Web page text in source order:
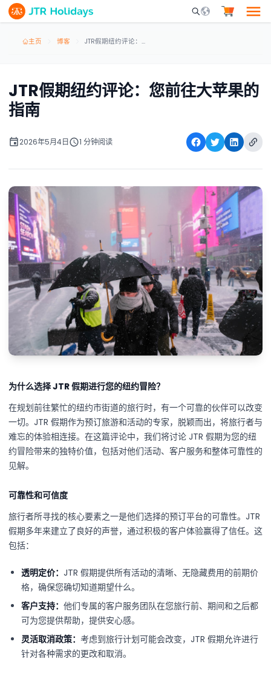
Mobile Search
主页 博客 JTR假期纽约评论：您前往大苹果的指南
JTR假期纽约评论：您前往大苹果的
指南
2026年5月4日 1 分钟阅读
为什么选择 JTR 假期进行您的纽约冒险？
在规划前往繁忙的纽约市街道的旅行时，有一个可靠的伙伴可以改变
一切。JTR 假期作为预订旅游和活动的专家，脱颖而出，将旅行者与
难忘的体验相连接。在这篇评论中，我们将讨论 JTR 假期为您的纽
约冒险带来的独特价值，包括对他们活动、客户服务和整体可靠性的
见解。
可靠性和可信度
旅行者所寻找的核心要素之一是他们选择的预订平台的可靠性。JTR
假期多年来建立了良好的声誉，通过积极的客户体验赢得了信任。这
包括：
透明定价： JTR 假期提供所有活动的清晰、无隐藏费用的前期价
格，确保您确切知道期望什么。
客户支持： 他们专属的客户服务团队在您旅行前、期间和之后都
可为您提供帮助，提供安心感。
灵活取消政策： 考虑到旅行计划可能会改变，JTR 假期允许进行
针对各种需求的更改和取消。